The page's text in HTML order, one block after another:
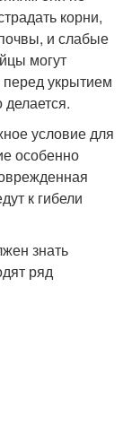
корни,
и слабые
могут
укрытием
условие для
особенно
к гибели
знать
ряд